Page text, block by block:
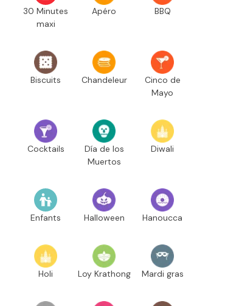
30 Minutes
maxi
Apéro BBQ
Biscuits Chandeleur
Cinco de
Mayo
Cocktails
Día de los
Muertos
Diwali
Enfants Halloween Hanoucca
Holi Loy Krathong Mardi gras